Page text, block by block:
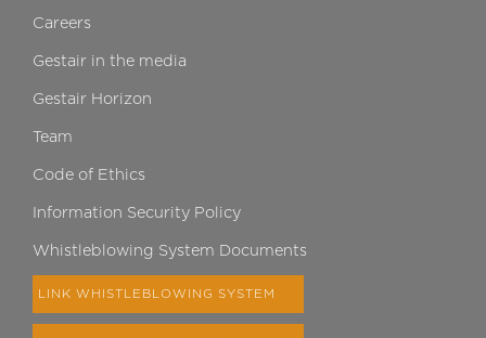
Careers
Gestair in the media
Gestair Horizon
Team
Code of Ethics
Information Security Policy
Whistleblowing System Documents
LINK WHISTLEBLOWING SYSTEM